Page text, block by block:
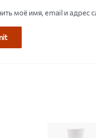
моё имя, email и адрес